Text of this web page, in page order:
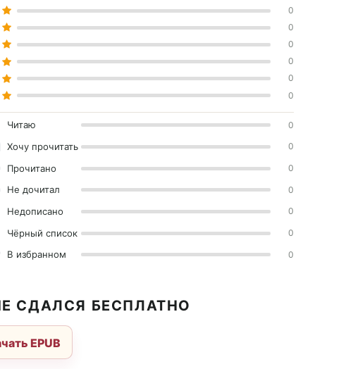
0
0
0
0
0
0
Читаю 0
Хочу прочитать 0
Прочитано 0
Не дочитал 0
Недописано 0
Чёрный список 0
В избранном 0
СДАЛСЯ БЕСПЛАТНО
EPUB